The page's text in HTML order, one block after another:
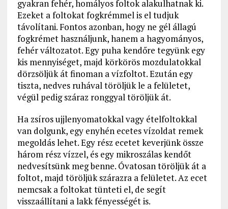
gyakran fehér, homályos foltok alakulhatnak ki.
Ezeket a foltokat fogkrémmel is el tudjuk
távolítani. Fontos azonban, hogy ne gél állagú
fogkrémet használjunk, hanem a hagyományos,
fehér változatot. Egy puha kendőre tegyünk egy
kis mennyiséget, majd körkörös mozdulatokkal
dörzsöljük át finoman a vízfoltot. Ezután egy
tiszta, nedves ruhával töröljük le a felületet,
végül pedig száraz ronggyal töröljük át.
Ha zsíros ujjlenyomatokkal vagy ételfoltokkal
van dolgunk, egy enyhén ecetes vízoldat remek
megoldás lehet. Egy rész ecetet keverjünk össze
három rész vízzel, és egy mikroszálas kendőt
nedvesítsünk meg benne. Óvatosan töröljük át a
foltot, majd töröljük szárazra a felületet. Az ecet
nemcsak a foltokat tünteti el, de segít
visszaállítani a lakk fényességét is.